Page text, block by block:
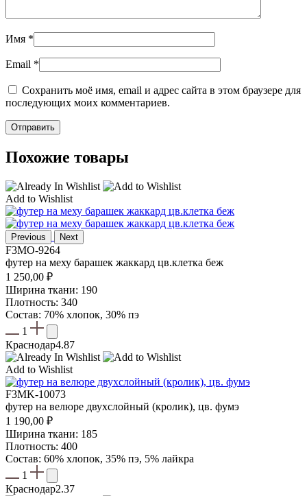
Имя *
Email *
Сохранить моё имя, email и адрес сайта в этом браузере для
последующих моих комментариев.
Похожие товары
Add to Wishlist
Previous Next
F3MO-9264
футер на меху барашек жаккард цв.клетка беж
1 250,00 ₽
Ширина ткани: 190
Плотность: 340
Состав: 70% хлопок, 30% пэ
1
Краснодар4.87
Add to Wishlist
F3MK-10073
футер на велюре двухслойный (кролик), цв. фумэ
1 190,00 ₽
Ширина ткани: 185
Плотность: 400
Состав: 60% хлопок, 35% пэ, 5% лайкра
1
Краснодар2.37